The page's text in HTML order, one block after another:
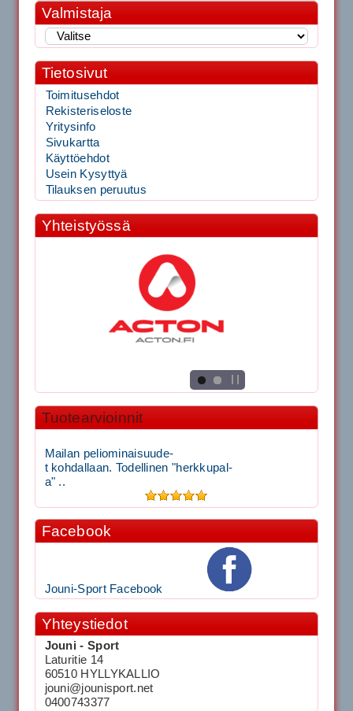
Valmistaja
Tietosivut
Toimitusehdot
Rekisteriseloste
Yritysinfo
Sivukartta
Käyttöehdot
Usein Kysyttyä
Tilauksen peruutus
Yhteistyössä
Tuotearvioinnit
Mailan peliominaisuude-
t kohdallaan. Todellinen "herkkupal-
a" ..
Facebook
Jouni-Sport Facebook
Yhteystiedot
Jouni - Sport
Laturitie 14
60510 HYLLYKALLIO
jouni@jounisport.net
0400743377